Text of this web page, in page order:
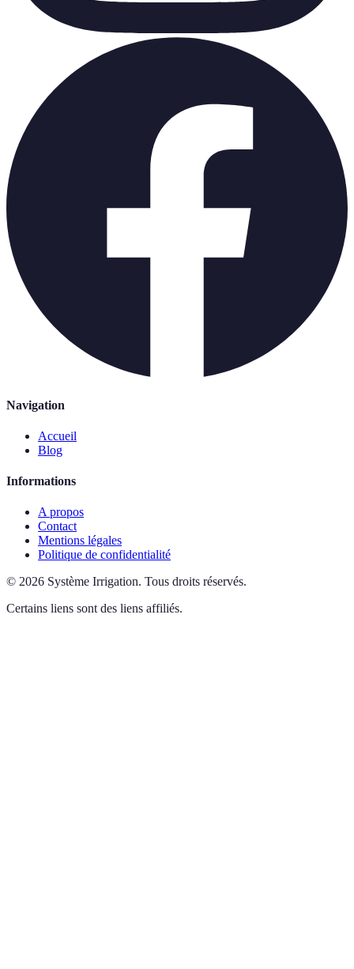
Navigation
Accueil
Blog
Informations
A propos
Contact
Mentions légales
Politique de confidentialité
© 2026 Système Irrigation. Tous droits réservés.
Certains liens sont des liens affiliés.